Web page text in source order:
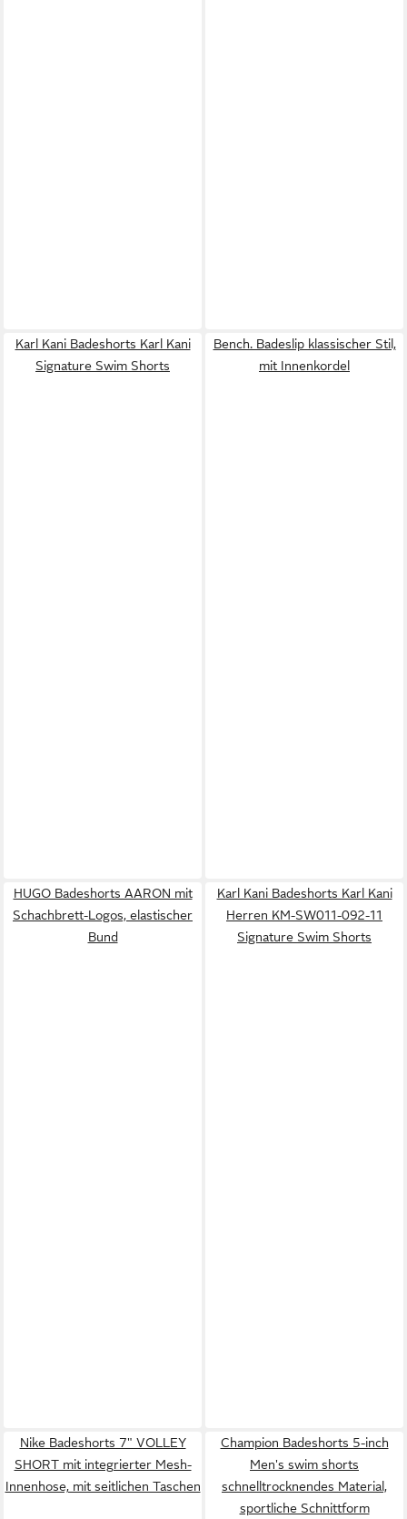
Karl Kani Badeshorts Karl Kani
Signature Swim Shorts
Bench. Badeslip klassischer Stil,
mit Innenkordel
HUGO Badeshorts AARON mit
Schachbrett-Logos, elastischer
Bund
Karl Kani Badeshorts Karl Kani
Herren KM-SW011-092-11
Signature Swim Shorts
Nike Badeshorts 7" VOLLEY
SHORT mit integrierter Mesh-
Innenhose, mit seitlichen Taschen
Champion Badeshorts 5-inch
Men's swim shorts
schnelltrocknendes Material,
sportliche Schnittform